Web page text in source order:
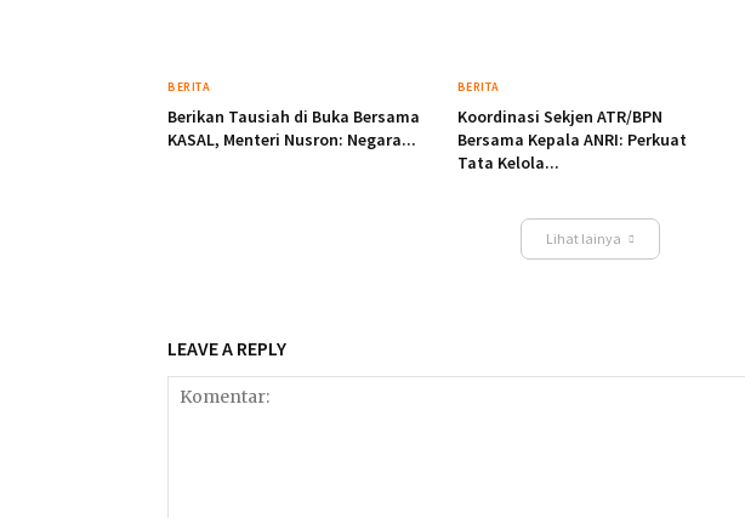
BERITA
Berikan Tausiah di Buka Bersama
KASAL, Menteri Nusron: Negara...
BERITA
Koordinasi Sekjen ATR/BPN
Bersama Kepala ANRI: Perkuat
Tata Kelola...
Lihat lainya
LEAVE A REPLY